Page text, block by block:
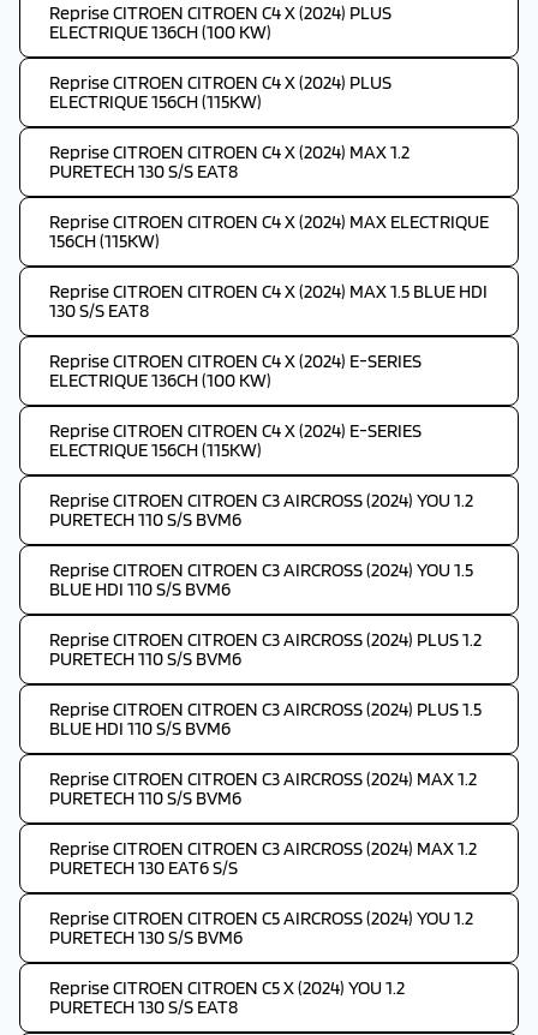
Reprise CITROEN CITROEN C4 X (2024) PLUS
ELECTRIQUE 136CH (100 KW)
Reprise CITROEN CITROEN C4 X (2024) PLUS
ELECTRIQUE 156CH (115KW)
Reprise CITROEN CITROEN C4 X (2024) MAX 1.2
PURETECH 130 S/S EAT8
Reprise CITROEN CITROEN C4 X (2024) MAX ELECTRIQUE
156CH (115KW)
Reprise CITROEN CITROEN C4 X (2024) MAX 1.5 BLUE HDI
130 S/S EAT8
Reprise CITROEN CITROEN C4 X (2024) E-SERIES
ELECTRIQUE 136CH (100 KW)
Reprise CITROEN CITROEN C4 X (2024) E-SERIES
ELECTRIQUE 156CH (115KW)
Reprise CITROEN CITROEN C3 AIRCROSS (2024) YOU 1.2
PURETECH 110 S/S BVM6
Reprise CITROEN CITROEN C3 AIRCROSS (2024) YOU 1.5
BLUE HDI 110 S/S BVM6
Reprise CITROEN CITROEN C3 AIRCROSS (2024) PLUS 1.2
PURETECH 110 S/S BVM6
Reprise CITROEN CITROEN C3 AIRCROSS (2024) PLUS 1.5
BLUE HDI 110 S/S BVM6
Reprise CITROEN CITROEN C3 AIRCROSS (2024) MAX 1.2
PURETECH 110 S/S BVM6
Reprise CITROEN CITROEN C3 AIRCROSS (2024) MAX 1.2
PURETECH 130 EAT6 S/S
Reprise CITROEN CITROEN C5 AIRCROSS (2024) YOU 1.2
PURETECH 130 S/S BVM6
Reprise CITROEN CITROEN C5 X (2024) YOU 1.2
PURETECH 130 S/S EAT8